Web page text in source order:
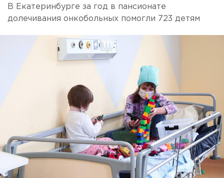
В Екатеринбурге за год в пансионате
долечивания онкобольных помогли 723 детям